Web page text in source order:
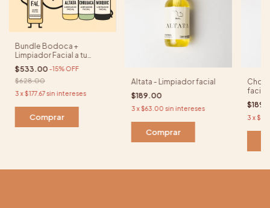
Bundle Bodoca +
Limpiador Facial a tu
elección
$533.00 -15%OFF
$628.00
3 x$177.67sin intereses
Comprar
Altata - Limpiador facial
$189.00
3 x$63.00 sin intereses
Comprar
facial
3 x